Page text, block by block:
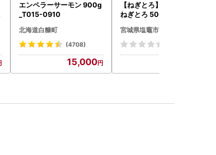
エンペラーサーモン 900g
_T015-0910
北海道白糠町
(4708)
15,000
【ねぎとろ】7日以内発送
ねぎとろ 500g(100g×5)
宮城県塩竈市